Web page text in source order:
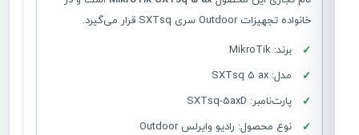
خانواده تجهیزات Outdoor سری SXTsq قرار می‌گیرد.
برند: MikroTik
مدل: SXTsq 5 ax
پارت‌نامبر: SXTsq-5axD
نوع محصول: رادیو وایرلس Outdoor